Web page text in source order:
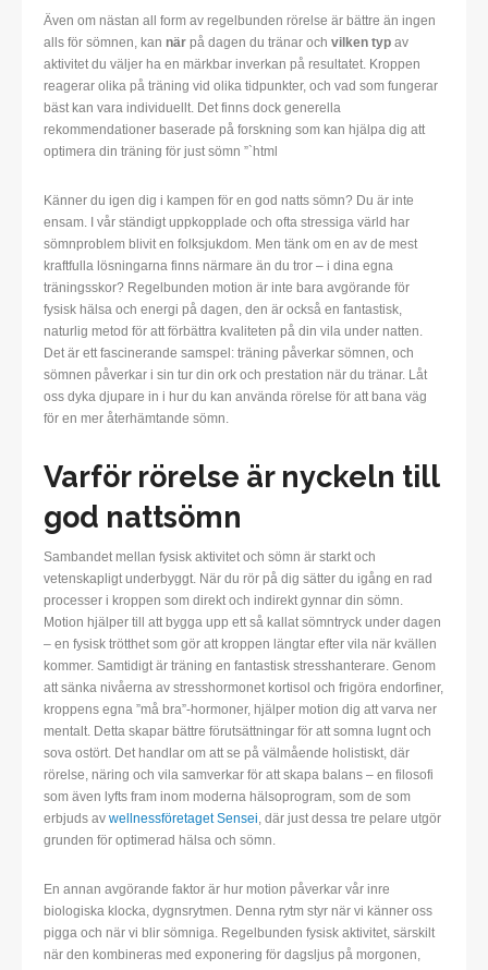
Även om nästan all form av regelbunden rörelse är bättre än ingen
alls för sömnen, kan när på dagen du tränar och vilken typ av
aktivitet du väljer ha en märkbar inverkan på resultatet. Kroppen
reagerar olika på träning vid olika tidpunkter, och vad som fungerar
bäst kan vara individuellt. Det finns dock generella
rekommendationer baserade på forskning som kan hjälpa dig att
optimera din träning för just sömn ”`html
Känner du igen dig i kampen för en god natts sömn? Du är inte
ensam. I vår ständigt uppkopplade och ofta stressiga värld har
sömnproblem blivit en folksjukdom. Men tänk om en av de mest
kraftfulla lösningarna finns närmare än du tror – i dina egna
träningsskor? Regelbunden motion är inte bara avgörande för
fysisk hälsa och energi på dagen, den är också en fantastisk,
naturlig metod för att förbättra kvaliteten på din vila under natten.
Det är ett fascinerande samspel: träning påverkar sömnen, och
sömnen påverkar i sin tur din ork och prestation när du tränar. Låt
oss dyka djupare in i hur du kan använda rörelse för att bana väg
för en mer återhämtande sömn.
Varför rörelse är nyckeln till
god nattsömn
Sambandet mellan fysisk aktivitet och sömn är starkt och
vetenskapligt underbyggt. När du rör på dig sätter du igång en rad
processer i kroppen som direkt och indirekt gynnar din sömn.
Motion hjälper till att bygga upp ett så kallat sömntryck under dagen
– en fysisk trötthet som gör att kroppen längtar efter vila när kvällen
kommer. Samtidigt är träning en fantastisk stresshanterare. Genom
att sänka nivåerna av stresshormonet kortisol och frigöra endorfiner,
kroppens egna ”må bra”-hormoner, hjälper motion dig att varva ner
mentalt. Detta skapar bättre förutsättningar för att somna lugnt och
sova ostört. Det handlar om att se på välmående holistiskt, där
rörelse, näring och vila samverkar för att skapa balans – en filosofi
som även lyfts fram inom moderna hälsoprogram, som de som
erbjuds av wellnessföretaget Sensei, där just dessa tre pelare utgör
grunden för optimerad hälsa och sömn.
En annan avgörande faktor är hur motion påverkar vår inre
biologiska klocka, dygnsrytmen. Denna rytm styr när vi känner oss
pigga och när vi blir sömniga. Regelbunden fysisk aktivitet, särskilt
när den kombineras med exponering för dagsljus på morgonen,